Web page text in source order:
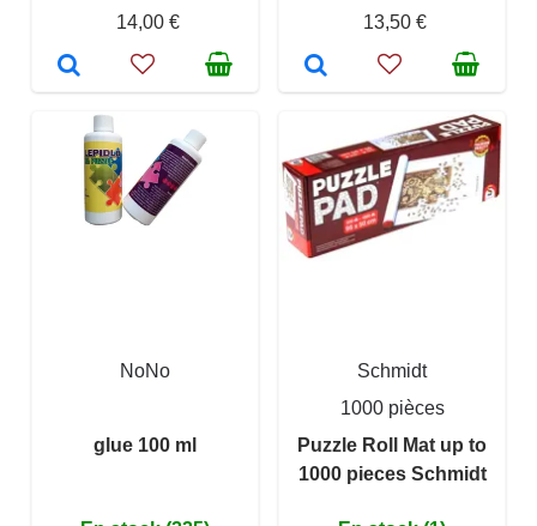
14,00 €
13,50 €
NoNo
glue 100 ml
Schmidt
1000 pièces
Puzzle Roll Mat up to
1000 pieces Schmidt